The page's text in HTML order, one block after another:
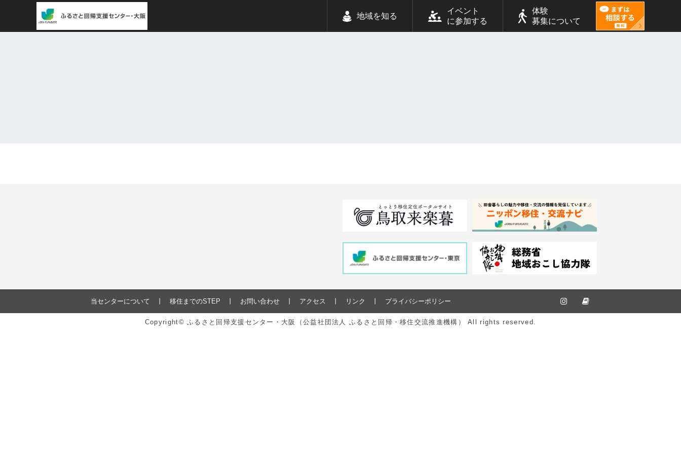
地域を知る
イベント
に参加する
体験
募集について
当センターについて 移住までのSTEP お問い合わせ アクセス リンク プライバシーポリシー
Copyright© ふるさと回帰支援センター・大阪（公益社団法人 ふるさと回帰・移住交流推進機構） All rights reserved.